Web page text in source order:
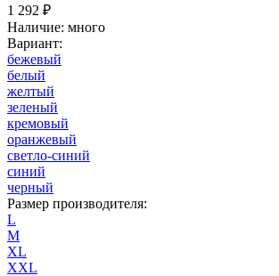
1 292 ₽
Наличие: много
Вариант:
бежевый
белый
желтый
зеленый
кремовый
оранжевый
светло-синий
синий
черный
Размер производителя:
L
M
XL
XXL